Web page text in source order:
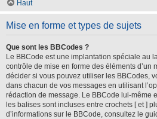
Haut
Mise en forme et types de sujets
Que sont les BBCodes ?
Le BBCode est une implantation spéciale au
contrôle de mise en forme des éléments d’un
décider si vous pouvez utiliser les BBCodes,
dans chacun de vos messages en utilisant
rédaction de message. Le BBCode lui-même
les balises sont incluses entre crochets [ et ]
d’informations sur le BBCode, consultez le